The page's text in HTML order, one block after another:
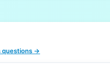
questions →